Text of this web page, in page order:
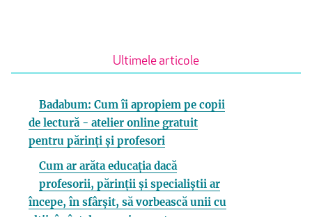
Ultimele articole
Badabum: Cum îi apropiem pe copii
de lectură - atelier online gratuit
pentru părinți și profesori
Cum ar arăta educația dacă
profesorii, părinții și specialiștii ar
începe, în sfârșit, să vorbească unii cu